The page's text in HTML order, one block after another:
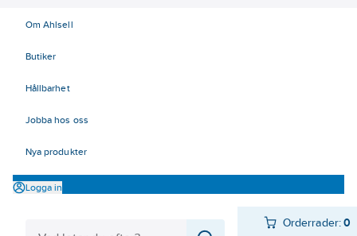
Om Ahlsell
Butiker
Hållbarhet
Jobba hos oss
Nya produkter
Logga in
Orderrader:0